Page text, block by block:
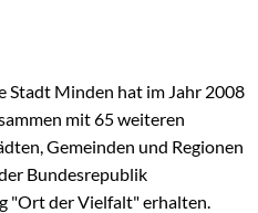
Stadt Minden hat im Jahr 2008
mit 65 weiteren
Gemeinden und Regionen
Bundesrepublik
"Ort der Vielfalt" erhalten.